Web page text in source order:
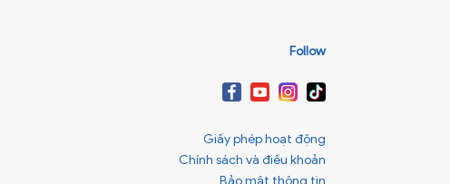
Follow
Giấy phép hoạt động
Chính sách và điều khoản